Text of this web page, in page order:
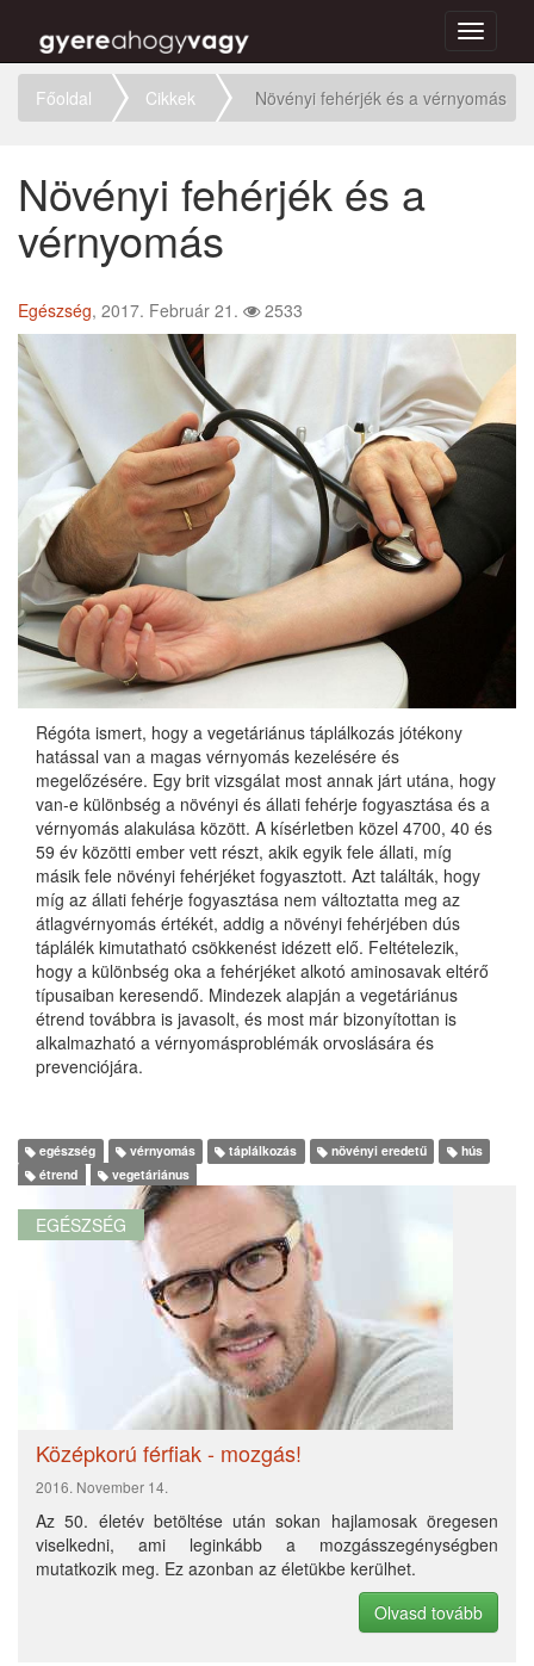
Toggle
Főoldal
Cikkek Növényi fehérjék és a vérnyomás
Növényi fehérjék és a
vérnyomás
Egészség, 2017. Február 21. 2533
Régóta ismert, hogy a vegetáriánus táplálkozás jótékony
hatással van a magas vérnyomás kezelésére és
megelőzésére. Egy brit vizsgálat most annak járt utána, hogy
van-e különbség a növényi és állati fehérje fogyasztása és a
vérnyomás alakulása között. A kísérletben közel 4700, 40 és
59 év közötti ember vett részt, akik egyik fele állati, míg
másik fele növényi fehérjéket fogyasztott. Azt találták, hogy
míg az állati fehérje fogyasztása nem változtatta meg az
átlagvérnyomás értékét, addig a növényi fehérjében dús
táplálék kimutatható csökkenést idézett elő. Feltételezik,
hogy a különbség oka a fehérjéket alkotó aminosavak eltérő
típusaiban keresendő. Mindezek alapján a vegetáriánus
étrend továbbra is javasolt, és most már bizonyítottan is
alkalmazható a vérnyomásproblémák orvoslására és
prevenciójára.
egészség vérnyomás táplálkozás növényi eredetű
hús
étrend
vegetáriánus
EGÉSZSÉG
Középkorú férfiak - mozgás!
2016. November 14.
Az 50. életév betöltése után sokan hajlamosak öregesen
viselkedni, ami leginkább a mozgásszegénységben
mutatkozik meg. Ez azonban az életükbe kerülhet.
Olvasd tovább